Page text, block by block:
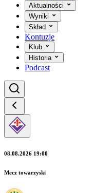
Aktualności
Wyniki
Skład
Kontuzje
Klub
Historia
Podcast
08.08.2026 19:00
Mecz towarzyski